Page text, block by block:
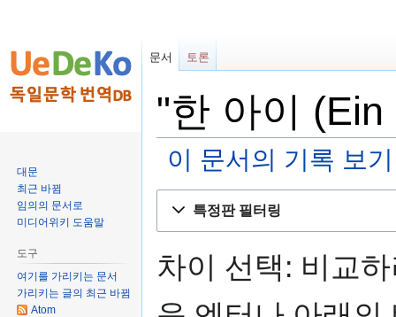
"한 아이
이 문서의 기록 보기
기
로
러
가
특정판 필터링
차이 선택: 비교
문서 토론
대문
최근 바뀜
임의의 문서로
미디어위키 도움말
도구
여기를 가리키는 문서
가리키는 글의 최근 바뀜
Atom